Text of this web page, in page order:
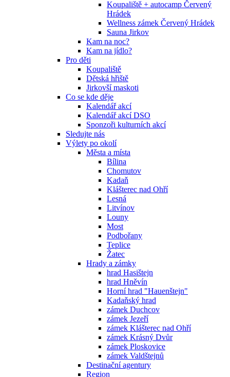
Koupaliště + autocamp Červený
Hrádek
Wellness zámek Červený Hrádek
Sauna Jirkov
Kam na noc?
Kam na jídlo?
Pro děti
Koupaliště
Dětská hřiště
Jirkovší maskoti
Co se kde děje
Kalendář akcí
Kalendář akcí DSO
Sponzoři kulturních akcí
Sledujte nás
Výlety po okolí
Města a místa
Bílina
Chomutov
Kadaň
Klášterec nad Ohří
Lesná
Litvínov
Louny
Most
Podbořany
Teplice
Žatec
Hrady a zámky
hrad Hasištejn
hrad Hněvín
Horní hrad "Hauenštejn"
Kadaňský hrad
zámek Duchcov
zámek Jezeří
zámek Klášterec nad Ohří
zámek Krásný Dvůr
zámek Ploskovice
zámek Valdštejnů
Destinační agentury
Region